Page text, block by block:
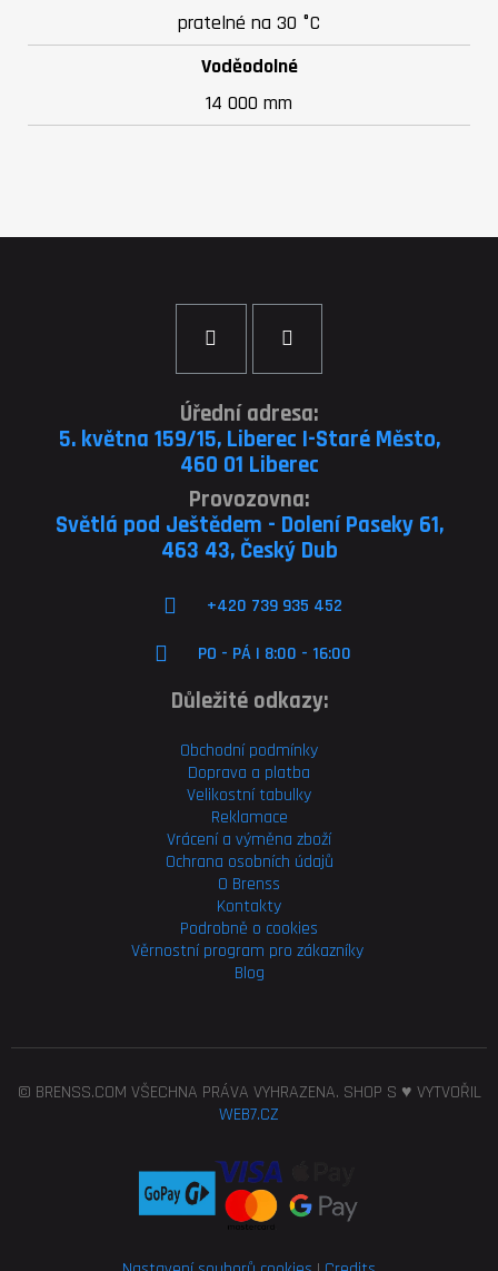
pratelné na 30 °C
Voděodolné
14 000 mm
Úřední adresa:
5. května 159/15, Liberec I-Staré Město,
460 01 Liberec
Provozovna:
Světlá pod Ještědem - Dolení Paseky 61,
463 43, Český Dub
+420 739 935 452
PO - PÁ | 8:00 - 16:00
Důležité odkazy:
Obchodní podmínky
Doprava a platba
Velikostní tabulky
Reklamace
Vrácení a výměna zboží
Ochrana osobních údajů
O Brenss
Kontakty
Podrobně o cookies
Věrnostní program pro zákazníky
Blog
© BRENSS.COM VŠECHNA PRÁVA VYHRAZENA. SHOP S ♥ VYTVOŘIL
WEB7.CZ